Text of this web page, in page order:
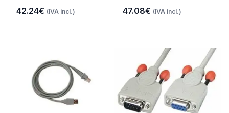
42.24€ (IVA incl.) 47.08€ (IVA incl.)